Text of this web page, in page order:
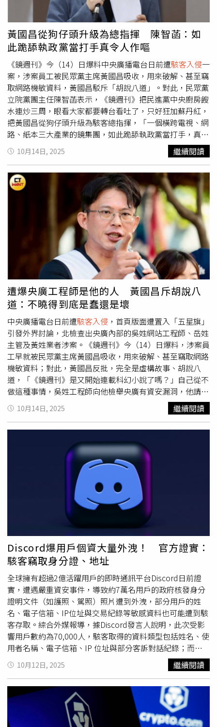
黃國昌從狗仔頭升級為總指揮 陳智菡：如
此跪舔執政黨當打手真令人作嘔
《鏡週刊》今（14）日爆料中央廣播電台日前遭駭客入侵一
案，涉案員工被民眾黨主席黃國昌吸收，用來破解、甚至竊
取網路機敏資料，黃國昌駁斥「胡說八道」。對此，民眾黨
立院黨團主任陳智菡表示，《鏡週刊》把民進黨中央廚房餿
水連炒三周，眼看大家都要轉台看吐了，只好狂加蘇丹紅，
把黃國昌從狗仔頭升級為駭客總指揮，「一個橫跨電視、網
路、紙本三大產業的鏡集團，如此跪舔執政黨當打手，真是
令人作嘔」。陳智菡表示，《鏡週刊》今天以通篇灌水、不
實、錯誤、自我矛盾之報導，霸凌公眾人物、誤導大眾視
聽，情節還自相矛盾。《鏡週刊》指控黃國昌養狗仔、民進
黨中央廚房餿水爛牛肉連炒三周，眼看大家都要轉台看吐
了，只好繼續瘋狂加蘇丹紅，把黃國昌從狗仔頭升級為駭客
總指揮。「然而該連載小說根本牛頭不對馬嘴。」陳智菡指
出，《鏡週刊》一下說黃國昌利用志工熱情、要他們當免費
人力、一下說若遇「重大弊案」，又會另發酬勞，每次十幾
萬不等。這段內容就出現在該系列報導第三篇「黃國昌操弄
駭客3／吃定科技宅男當工具人」，撰稿的林姓記者自己都
不覺得自相矛盾好丟人嗎？你們編輯都不審稿？陳智菡再
指，《鏡週刊》又把檢舉人來向黃國昌主席檢舉央廣集團網
站有資安問題、國昌主席請對方提供進一步資訊查證的對
話，張冠李戴扭曲成黃國昌指揮檢舉人當駭客。這就是《鏡
週刊》最慣用、最骯髒的手法，拿著來路不明的手機對話內
容後製加工，編造故事，發動攻擊，目的除了打擊黃國昌和
民眾黨，還進一步幫民進黨前秘書長林錫耀被揭露非法干預
司法人事弊案洗白，一個橫跨電視、網路、紙本三大產業的
鏡集團，如此跪舔執政黨當打手，真是令人作嘔。陳智菡
說，請問《鏡週刊》，記者拿來造假的訊息文字，是不是北
檢給的？還是你們偷偷跑到檢察官辦公室偷的？還是誰的駭
客集團，非法盜取了黃國昌和檢舉人的手機？陳智菡表示，
檢調若是和特定媒體勾結，用未經證實的管道洩漏偵查中個
案，違法。而媒體若假藉新聞報導之名，不僅不查證，還編
造扭曲真實，更是毫無新聞倫理與道德可言。陳智菡說，
路驚爆民進黨前秘書長林錫耀伸出黑手喬遍司法檢調人事的
大醜聞，檢調查都不敢查，只好趕快放忠犬亂咬幫忙洗白，
免得火燒連環船，「謝謝又笨又壞《鏡週刊》」。
10月14日, 2025 繼續閱讀
遭爆央廣工程師是他的人 黃國昌斥胡說八
道：不曉得到底是蠢還是壞
中央廣播電台日前遭駭客入侵 ，首頁版面遭置入「五星旗」
引發外界討論，北檢查出央廣內部的吳姓網站工程師、岳姓
主管及黃姓業者涉案。《鏡週刊》今（14）日爆料，涉案員
工早就被民眾黨主席黃國昌吸收，用來破解、甚至竊取網路
機敏資料；對此，黃國昌反批，完全是虛構故事、胡說八
道，「《鏡週刊》是又開始連載科幻小說了嗎？」自己從不
做這種事情，吳姓工程師向他檢舉央廣有資安漏洞，他請對
方進一步提供資料，《鏡週刊》卻擷取對話編故事，「徹徹
底底的莫名其妙」。根據《鏡週刊》爆料，有知情人士透露
日前一項檢調人事遭暗網披露，就是這一群人所為。《鏡週
偷拍政敵外，還吸收有電腦專長的工程人員扮駭客竊取個
資，黃所涉的醜聞風暴持續擴大。《鏡週刊》表示，該人士
指出，先前黃國昌踢爆調查局喬人事案，靠一批駭客作義
工，無償替他抓取前民進黨祕書長林錫耀在Telegram與時
任法務部長蔡清祥、國安會諮詢委員陳俊麟討論司法高層人
事案的對話資料，林錫耀當時就懷疑手機遭駭，相關對話截
圖後來遭變造，已委由律師提告查明真相。《鏡週刊》再
指，一名曾加入黃國昌官方後援會的粉絲告訴本刊，黃會以
討論弊案為由，讓能力較好的網軍或駭客到民眾黨服務處面
談，黃通常會先在白板寫下弊案的關鍵字，要求與會者當場
分析，指出揭弊方法、人物跟關鍵因素，有如資格審核評
比。對此，黃國昌表示，他沒有什麼要解釋的，《鏡週刊》
整篇張冠李戴、虛構故事、胡說八道，不曉得到底是蠢還是
壞？還是又壞又蠢？把完全不相干的東西全部自己在編科幻
小說，現在《鏡週刊》是又開始連載科幻小說了嗎？看了那
些報導以後，對於《鏡週刊》捏造故事的能力，只能夠說真
的是歎為觀止，「什麼我養駭客去入侵人家個資？胡說八
道」。「我從來不幹這種事情的，最好笑是鏡週刊用虛構故
事，還想要幫林錫耀洗白喔？」黃國昌指出，不過也要謝謝
《鏡週刊》提醒社會大眾，原來林錫耀把黑手伸到檢調裡去
喬人事的事情，社會好像已經忘了，因為也沒什麼媒體在
追，又喚起了大家的記憶。黃國昌說明，央廣那位吳姓工程
師，事情很簡單，就是他跟黃檢舉央廣有資安漏洞，用的公
司好像有在中國那邊經營事業，「我請他進一步提供資料，
10月14日, 2025 繼續閱讀
Discord爆用戶個資大量外洩！ 官方證實：
駭客竊取身分證、地址
全球擁有超過2億活躍用戶的即時通訊平台Discord日前證
實，遭遇嚴重資安事件，導致約7萬名用戶的政府核發身分
證明文件（如護照、駕照）照片遭到外洩，部分用戶的姓
名、電子信箱、IP位址與交易紀錄等敏感資料也可能遭到駭
客存取。綜合外媒報導，據Discord發言人說明，此次受影
響用戶數約為70,000人，駭客取得的資料類型包括姓名、使
用者名稱、電子信箱、IP 位址與部分客訴對話紀錄；而在
金流方面，僅涉及信用卡末四碼及付款歷史等「有限的財務
資訊」，平台強調用戶密碼及完整的付款資料未遭外洩。
Discord 表示，有駭客組織在駭入系統後試圖勒索金錢，並
散布誇大的數據（聲稱竊得超過200萬筆資料）以施壓。但
平台明確拒絕付款，並指出該數字不實，是駭客試圖操控輿
論的一部分。而有一個自稱為「Scattered Lapsus$
10月12日, 2025 繼續閱讀